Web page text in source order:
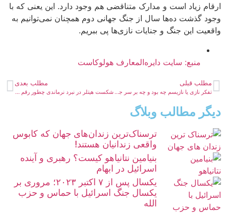
ارقام زیاد است و مدارک متناقضی هم وجود دارد. این یعنی که با
وجود گذشت ده‌ها سال از جنگ جهانی دوم همچنان نمی‌توانیم به
واقعیت این جنگ و جنایات نازی‌ها پی ببریم.
منبع: سایت دایره‌المعارف هولوکاست
مطلب قبلی
تفکر نازی یا نازیسم چه بود و چه بر سر جوانان آلمانی آورد؟
مطلب بعدی
شکست هیتلر در نبرد نرماندی چطور رقم خورد؟
دیگر مطالب وبلاگ
ترسناک‌ترین زندان‌های جهان که کابوس
واقعی زندانیان هستند!
بنیامین نتانیاهو کیست؟ رهبری و آینده
اسرائیل در ابهام
یکسال پس از ۷ اکتبر ۲۰۲۳؛ مروری بر
یکسال جنگ اسرائیل با حماس و حزب
الله